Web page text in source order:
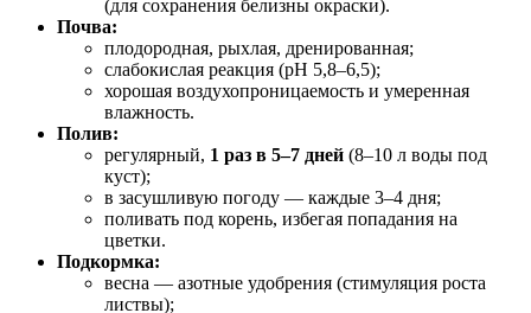
(для сохранения белизны окраски).
Почва:
плодородная, рыхлая, дренированная;
слабокислая реакция (pH 5,8–6,5);
хорошая воздухопроницаемость и умеренная
влажность.
Полив:
регулярный, 1 раз в 5–7 дней (8–10 л воды под
куст);
в засушливую погоду — каждые 3–4 дня;
поливать под корень, избегая попадания на
цветки.
Подкормка:
весна — азотные удобрения (стимуляция роста
листвы);